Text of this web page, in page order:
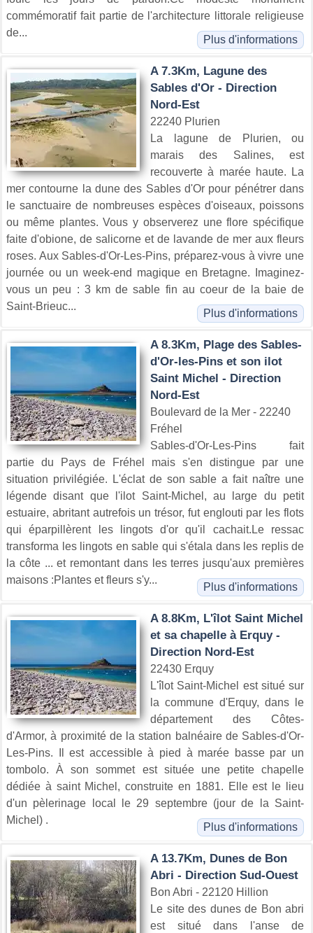
commémoratif fait partie de l'architecture littorale religieuse
de...
Plus d'informations
A 7.3Km, Lagune des
Sables d'Or - Direction
Nord-Est
22240 Plurien
La lagune de Plurien, ou
marais des Salines, est
recouverte à marée haute. La
mer contourne la dune des Sables d'Or pour pénétrer dans
le sanctuaire de nombreuses espèces d'oiseaux, poissons
ou même plantes. Vous y observerez une flore spécifique
faite d'obione, de salicorne et de lavande de mer aux fleurs
roses. Aux Sables-d'Or-Les-Pins, préparez-vous à vivre une
journée ou un week-end magique en Bretagne. Imaginez-
vous un peu : 3 km de sable fin au coeur de la baie de
Saint-Brieuc...
Plus d'informations
A 8.3Km, Plage des Sables-
d'Or-les-Pins et son ilot
Saint Michel - Direction
Nord-Est
Boulevard de la Mer - 22240
Fréhel
Sables-d'Or-Les-Pins fait
partie du Pays de Fréhel mais s'en distingue par une
situation privilégiée. L'éclat de son sable a fait naître une
légende disant que l'ilot Saint-Michel, au large du petit
estuaire, abritant autrefois un trésor, fut englouti par les flots
qui éparpillèrent les lingots d'or qu'il cachait.Le ressac
transforma les lingots en sable qui s'étala dans les replis de
la côte ... et remontant dans les terres jusqu'aux premières
maisons :Plantes et fleurs s'y...
Plus d'informations
A 8.8Km, L'îlot Saint Michel
et sa chapelle à Erquy -
Direction Nord-Est
22430 Erquy
L'îlot Saint-Michel est situé sur
la commune d'Erquy, dans le
département des Côtes-
d'Armor, à proximité de la station balnéaire de Sables-d'Or-
Les-Pins. Il est accessible à pied à marée basse par un
tombolo. À son sommet est située une petite chapelle
dédiée à saint Michel, construite en 1881. Elle est le lieu
d'un pèlerinage local le 29 septembre (jour de la Saint-
Michel) .
Plus d'informations
A 13.7Km, Dunes de Bon
Abri - Direction Sud-Ouest
Bon Abri - 22120 Hillion
Le site des dunes de Bon abri
est situé dans l'anse de